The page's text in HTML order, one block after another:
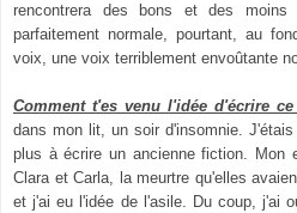
rencontrera des bons et des
parfaitement normale, pourtant, au
voix, une voix terriblement envoûtante
Comment t'es venu l'idée d'écrire
dans mon lit, un soir d'insomnie.
plus à écrire un ancienne fiction. Mon
Clara et Carla, la meurtre qu'elles
et j'ai eu l'idée de l'asile. Du coup, j'ai